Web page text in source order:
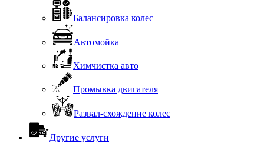
Балансировка колес
Автомойка
Химчистка авто
Промывка двигателя
Развал-схождение колес
Другие услуги